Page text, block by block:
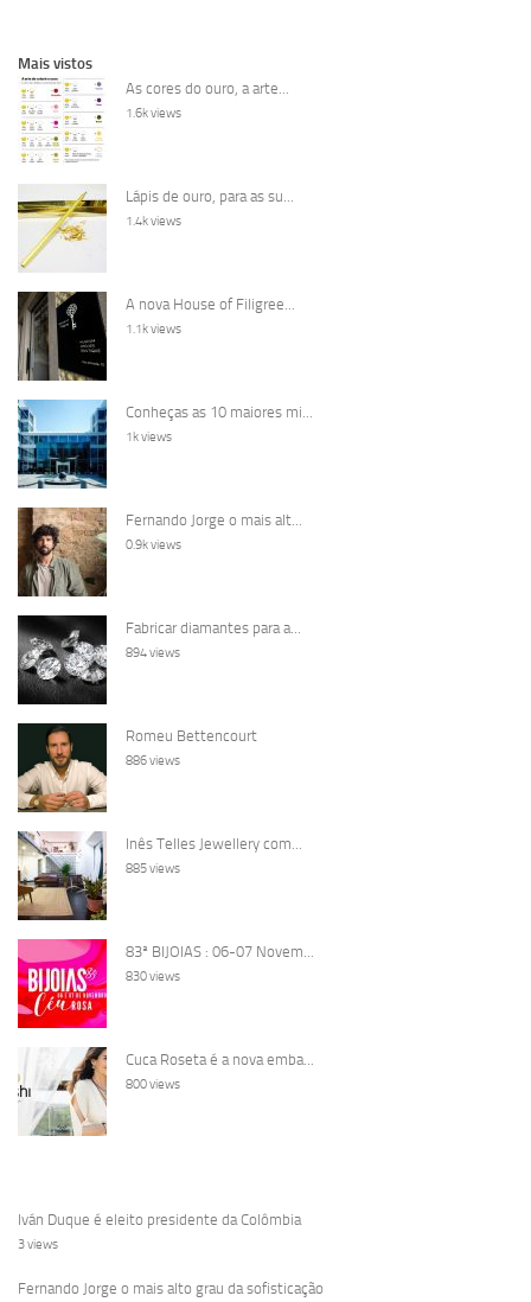
Mais vistos
As cores do ouro, a arte...
1.6k views
Lápis de ouro, para as su...
1.4k views
A nova House of Filigree...
1.1k views
Conheças as 10 maiores mi...
1k views
Fernando Jorge o mais alt...
0.9k views
Fabricar diamantes para a...
894 views
Romeu Bettencourt
886 views
Inês Telles Jewellery com...
885 views
83ª BIJOIAS : 06-07 Novem...
830 views
Cuca Roseta é a nova emba...
800 views
Iván Duque é eleito presidente da Colômbia
3 views
Fernando Jorge o mais alto grau da sofisticação